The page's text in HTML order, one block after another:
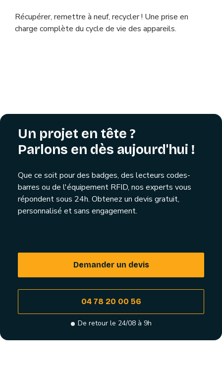
Récupérer, remettre à neuf, recycler ! Une prise en
charge complète du cycle de vie des appareils.
Un projet en tête ?
Parlons en dès aujourd'hui !
Que ce soit pour des badges, des lecteurs codes-
barres ou de l'équipement RFID, nos experts vous
répondent sous 24h. Obtenez un devis gratuit,
personnalisé et sans engagement.
Demander un devis
04 78 20 00 56
De retour le 24/08 à 9h